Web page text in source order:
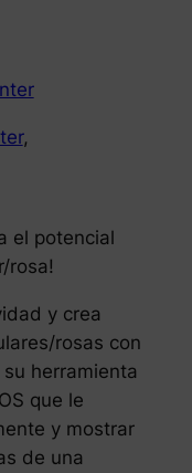
el potencial
rosa!
y crea
rosas con
herramienta
que le
y mostrar
de una